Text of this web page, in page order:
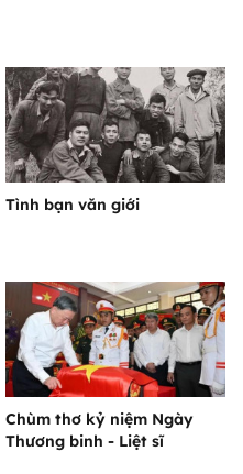
Tình bạn văn giới
Chùm thơ kỷ niệm Ngày
Thương binh - Liệt sĩ